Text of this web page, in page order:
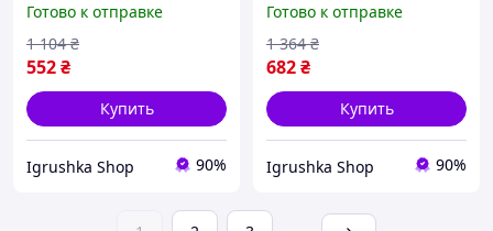
Сейф-копилка с
механизмом поедания
монет, RYH
Готово к отправке
552₴
1 104 ₴
Купить
Igrushka Shop 90%
Игрушка копилка,
Детская электронная
копилка банкомат, RYH
Готово к отправке
682₴
1 364 ₴
Купить
Igrushka Shop 90%